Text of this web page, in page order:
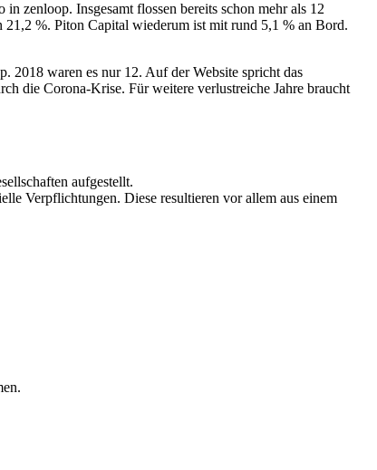
zenloop. Insgesamt flossen bereits schon mehr als 12
%. Piton Capital wiederum ist mit rund 5,1 % an Bord.
2018 waren es nur 12. Auf der Website spricht das
die Corona-Krise. Für weitere verlustreiche Jahre braucht
aufgestellt.
Verpflichtungen. Diese resultieren vor allem aus einem